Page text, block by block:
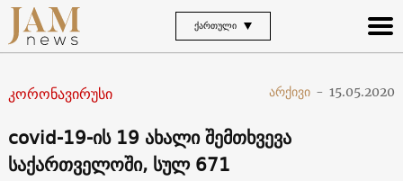
ᲥᲐᲠᲗᲣᲚᲘ
კორონავირუსი არქივი - 15.05.2020
covid-19-ის 19 ახალი შემთხვევა
საქართველოში, სულ 671